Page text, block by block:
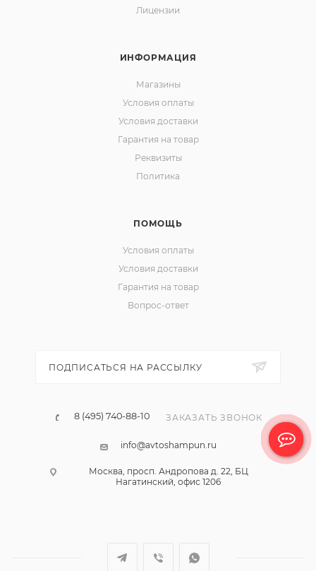
Лицензии
ИНФОРМАЦИЯ
Магазины
Условия оплаты
Условия доставки
Гарантия на товар
Реквизиты
Политика
ПОМОЩЬ
Условия оплаты
Условия доставки
Гарантия на товар
Вопрос-ответ
ПОДПИСАТЬСЯ НА РАССЫЛКУ
8 (495) 740-88-10 ЗАКАЗАТЬ ЗВОНОК
info@avtoshampun.ru
Москва, просп. Андропова д. 22, БЦ
Нагатинский, офис 1206